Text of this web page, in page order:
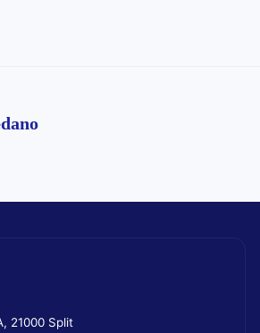
21000 Split